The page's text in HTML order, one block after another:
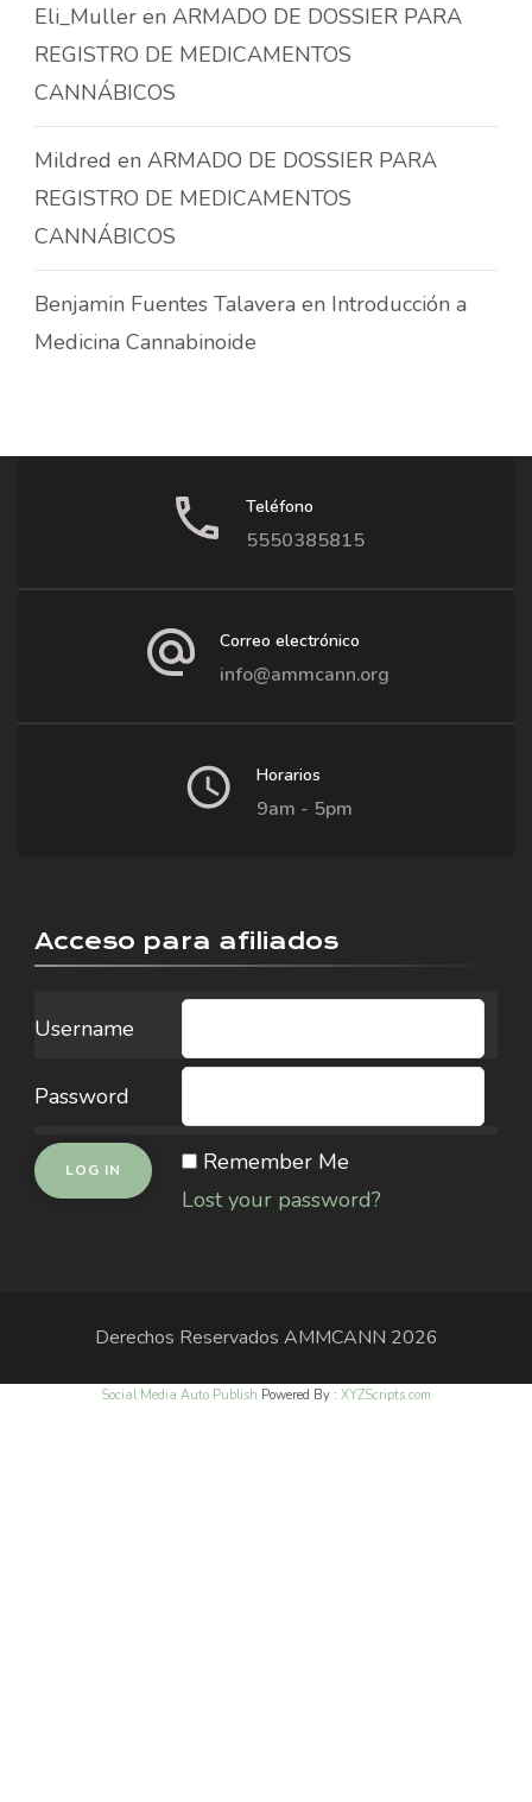
Eli_Muller en ARMADO DE DOSSIER PARA
REGISTRO DE MEDICAMENTOS
CANNÁBICOS
Mildred en ARMADO DE DOSSIER PARA
REGISTRO DE MEDICAMENTOS
CANNÁBICOS
Benjamin Fuentes Talavera en Introducción a
Medicina Cannabinoide
Teléfono
5550385815
Correo electrónico
info@ammcann.org
Horarios
9am - 5pm
Acceso para afiliados
Username
Password
Remember Me
Lost your password?
Derechos Reservados AMMCANN 2026
Social Media Auto Publish Powered By : XYZScripts.com